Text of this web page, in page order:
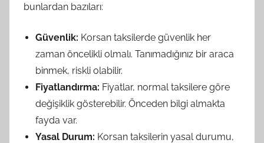
bunlardan bazıları:
Güvenlik: Korsan taksilerde güvenlik her
zaman öncelikli olmalı. Tanımadığınız bir araca
binmek, riskli olabilir.
Fiyatlandırma: Fiyatlar, normal taksilere göre
değişiklik gösterebilir. Önceden bilgi almakta
fayda var.
Yasal Durum: Korsan taksilerin yasal durumu,